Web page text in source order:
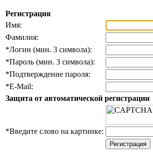
Регистрация
Имя:
Фамилия:
*Логин (мин. 3 символа):
*Пароль (мин. 3 символа):
*Подтверждение пароля:
*E-Mail:
Защита от автоматической регистрации
*Введите слово на картинке: